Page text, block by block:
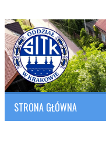
SITK RP
Polish Association of
STRONA GŁÓWNA